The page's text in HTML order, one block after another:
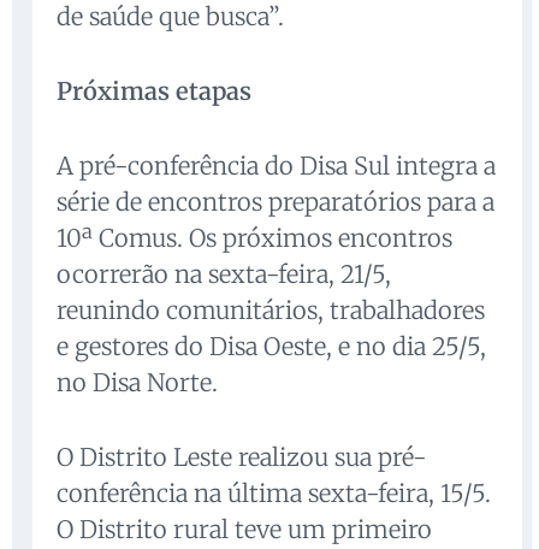
de saúde que busca”.
Próximas etapas
A pré-conferência do Disa Sul integra a
série de encontros preparatórios para a
10ª Comus. Os próximos encontros
ocorrerão na sexta-feira, 21/5,
reunindo comunitários, trabalhadores
e gestores do Disa Oeste, e no dia 25/5,
no Disa Norte.
O Distrito Leste realizou sua pré-
conferência na última sexta-feira, 15/5.
O Distrito rural teve um primeiro